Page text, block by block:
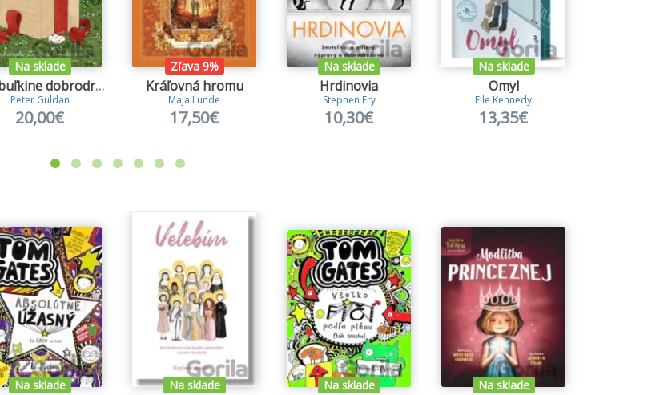
Na sklade
Bambuľkine dobrodružstvá (ilustrácie Zuzana Smatanová)
Peter Guldan
20,00€
Zľava 9%
Kráľovná hromu
Maja Lunde
17,50€
Na sklade
Hrdinovia
Stephen Fry
10,30€
Na sklade
Omyl
Elle Kennedy
13,35€
Na sklade Na sklade Na sklade Na sklade